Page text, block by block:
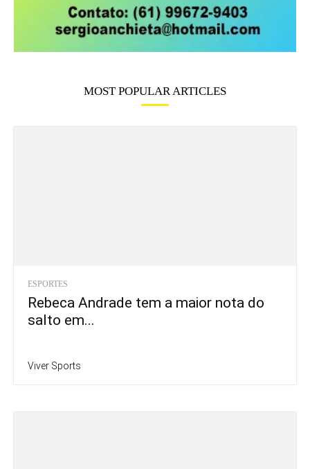
MOST POPULAR ARTICLES
ESPORTES
Rebeca Andrade tem a maior nota do
salto em...
Viver Sports